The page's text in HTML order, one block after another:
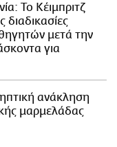
Το Κέιμπριτζ
διαδικασίες
μετά την
για
ανάκληση
μαρμελάδας